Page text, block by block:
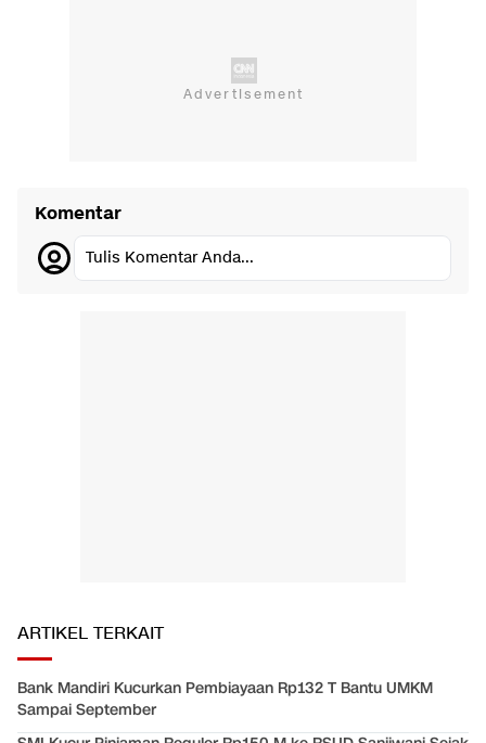
Komentar
Tulis Komentar Anda...
ARTIKEL TERKAIT
Bank Mandiri Kucurkan Pembiayaan Rp132 T Bantu UMKM
Sampai September